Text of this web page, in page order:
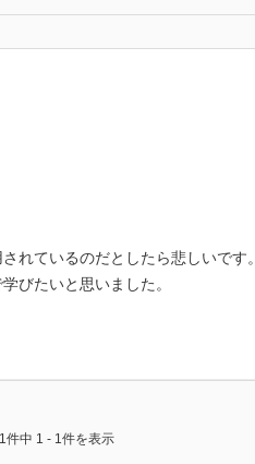
れているのだとしたら悲しいです。
びたいと思いました。
件中 1 - 1件を表示